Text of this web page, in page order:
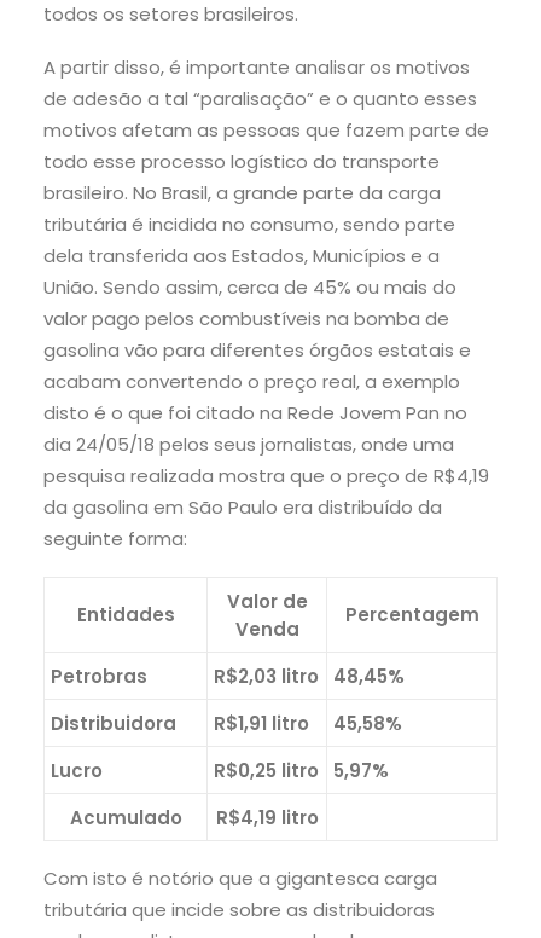
todos os setores brasileiros.
A partir disso, é importante analisar os motivos
de adesão a tal “paralisação” e o quanto esses
motivos afetam as pessoas que fazem parte de
todo esse processo logístico do transporte
brasileiro. No Brasil, a grande parte da carga
tributária é incidida no consumo, sendo parte
dela transferida aos Estados, Municípios e a
União. Sendo assim, cerca de 45% ou mais do
valor pago pelos combustíveis na bomba de
gasolina vão para diferentes órgãos estatais e
acabam convertendo o preço real, a exemplo
disto é o que foi citado na Rede Jovem Pan no
dia 24/05/18 pelos seus jornalistas, onde uma
pesquisa realizada mostra que o preço de R$4,19
da gasolina em São Paulo era distribuído da
seguinte forma:
Entidades
Valor de
Venda
Percentagem
Petrobras R$2,03 litro
48,45%
Distribuidora
R$1,91 litro
45,58%
Lucro
R$0,25 litro
5,97%
Acumulado
R$4,19 litro
Com isto é notório que a gigantesca carga
tributária que incide sobre as distribuidoras